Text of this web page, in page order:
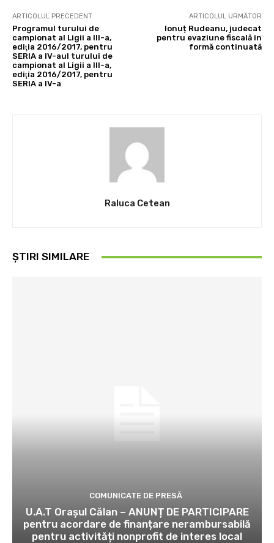
ARTICOLUL PRECEDENT
Programul turului de
campionat al Ligii a III-a,
ediţia 2016/2017, pentru
SERIA a IV-aul turului de
campionat al Ligii a III-a,
ediţia 2016/2017, pentru
SERIA a IV-a
ARTICOLUL URMĂTOR
Ionuț Rudeanu, judecat
pentru evaziune fiscală în
formă continuată
Raluca Cetean
ȘTIRI SIMILARE
COMUNICATE DE PRESĂ
U.A.T Orașul Călan – ANUNȚ DE PARTICIPARE
pentru acordare de finanțare nerambursabilă
pentru activități nonprofit de interes local